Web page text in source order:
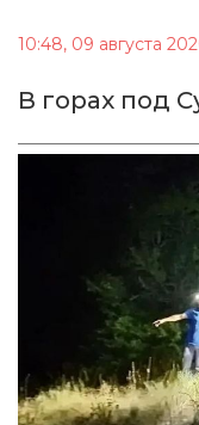
10:48, 09 августа
В горах под